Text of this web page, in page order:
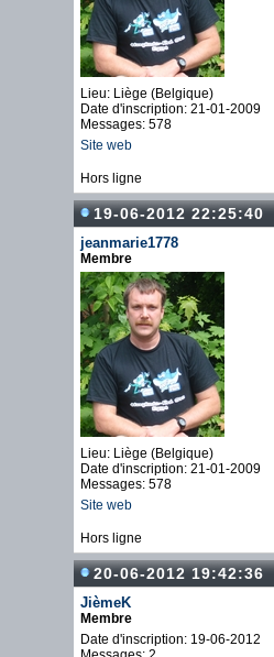
Lieu: Liège (Belgique)
Date d'inscription: 21-01-2009
Messages: 578
Site web
Hors ligne
19-06-2012 22:25:40
jeanmarie1778
Membre
Lieu: Liège (Belgique)
Date d'inscription: 21-01-2009
Messages: 578
Site web
Hors ligne
20-06-2012 19:42:36
JièmeK
Membre
Date d'inscription: 19-06-2012